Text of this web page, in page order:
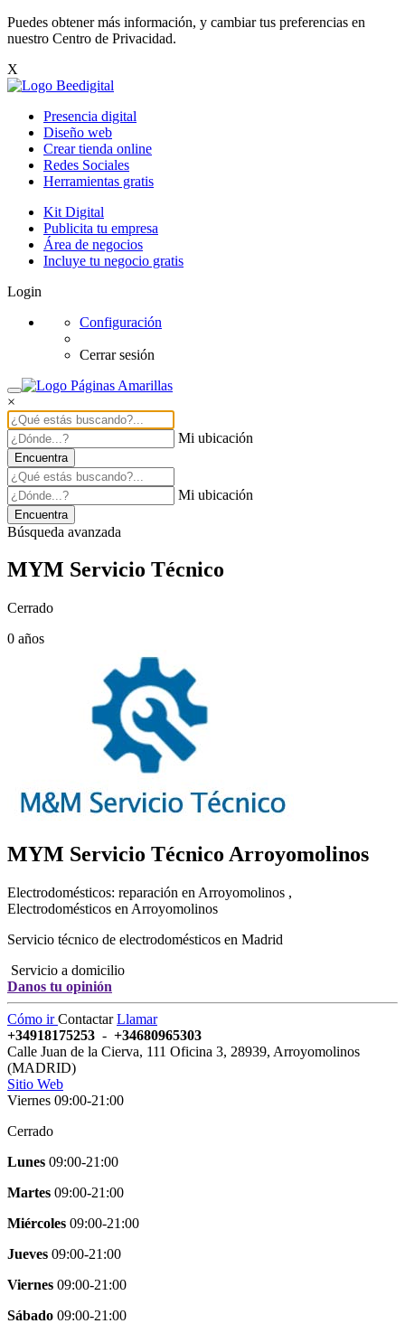
Puedes obtener más información, y cambiar tus preferencias en
nuestro Centro de Privacidad.
X
Presencia digital
Diseño web
Crear tienda online
Redes Sociales
Herramientas gratis
Kit Digital
Publicita tu empresa
Área de negocios
Incluye tu negocio gratis
Login
Configuración
Cerrar sesión
×
Mi ubicación
Encuentra
Mi ubicación
Encuentra
Búsqueda avanzada
MYM Servicio Técnico
Cerrado
0 años
MYM Servicio Técnico Arroyomolinos
Electrodomésticos: reparación en Arroyomolinos ,
Electrodomésticos en Arroyomolinos
Servicio técnico de electrodomésticos en Madrid
Servicio a domicilio
Danos tu opinión
Cómo irContactarLlamar
+34918175253 - +34680965303
Calle Juan de la Cierva, 111 Oficina 3, 28939, Arroyomolinos
(MADRID)
Sitio Web
Viernes 09:00-21:00
Cerrado
Lunes 09:00-21:00
Martes 09:00-21:00
Miércoles 09:00-21:00
Jueves 09:00-21:00
Viernes 09:00-21:00
Sábado 09:00-21:00